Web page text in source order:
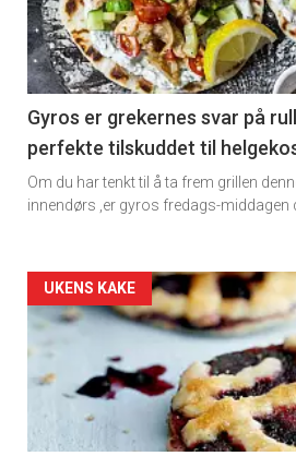
-
section
11
Dagens
rett
Gyros er grekernes svar på
perfekte tilskuddet til
Om du har tenkt til å ta frem grillen
innendørs ,er gyros fredags-middagen
Artikler
detail
-
section
UKENS KAKE